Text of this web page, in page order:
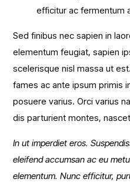
efficitur ac fermentum
Sed finibus nec sapien in
elementum feugiat, sapien
scelerisque nisl massa ut
fames ac ante ipsum primis
posuere varius. Orci varius
dis parturient montes,
In ut imperdiet eros.
eleifend accumsan ac eu
elementum. Nunc efficitur,